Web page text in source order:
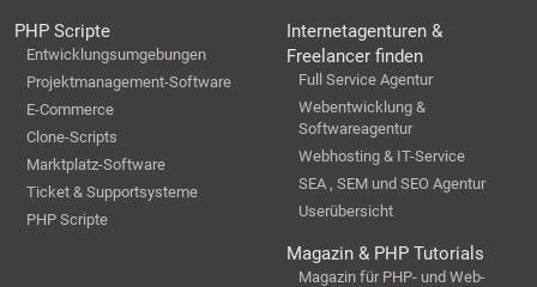
PHP Scripte
Entwicklungsumgebungen
Projektmanagement-Software
E-Commerce
Clone-Scripts
Marktplatz-Software
Ticket & Supportsysteme
PHP Scripte
Internetagenturen &
Freelancer finden
Full Service Agentur
Webentwicklung &
Softwareagentur
Webhosting & IT-Service
SEA , SEM und SEO Agentur
Userübersicht
Magazin & PHP Tutorials
Magazin für PHP- und Web-